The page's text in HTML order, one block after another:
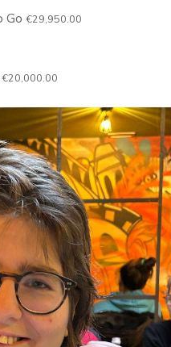
Go €29,950.00
€20,000.00